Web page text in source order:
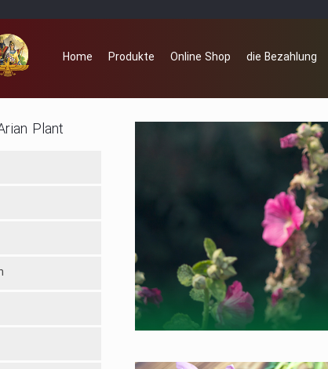
Home Produkte Online Shop die Bezahlung
Plant